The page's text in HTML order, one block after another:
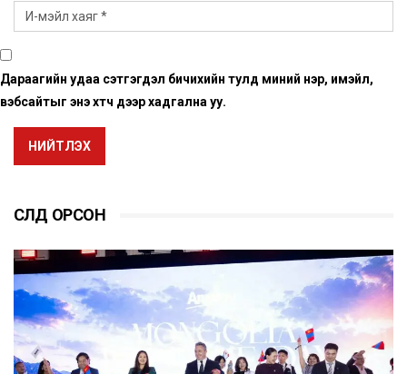
Дараагийн удаа сэтгэгдэл бичихийн тулд миний нэр, имэйл,
вэбсайтыг энэ хөтөч дээр хадгална уу.
НИЙТЛЭХ
СҮҮЛД ОРСОН